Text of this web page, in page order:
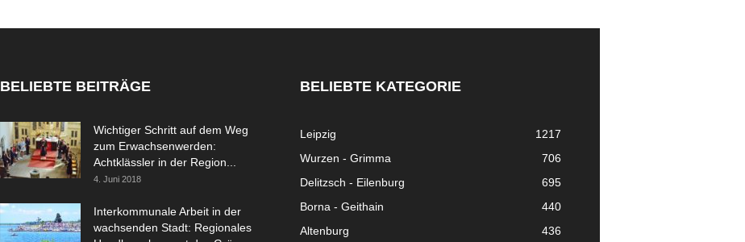
BELIEBTE BEITRÄGE
Wichtiger Schritt auf dem Weg
zum Erwachsenwerden:
Achtklässler in der Region...
4. Juni 2018
Interkommunale Arbeit in der
wachsenden Stadt: Regionales
BELIEBTE KATEGORIE
Leipzig
1217
Wurzen - Grimma
706
Delitzsch - Eilenburg
695
Borna - Geithain
440
Altenburg
436